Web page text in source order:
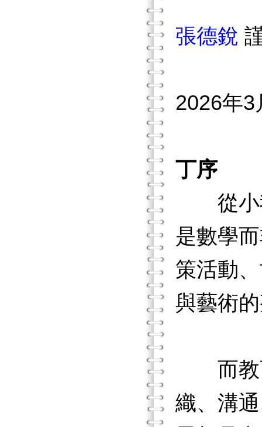
張德銳
2026年3
丁序
從小我
是數學
策活動
與藝術
而教育
織、溝